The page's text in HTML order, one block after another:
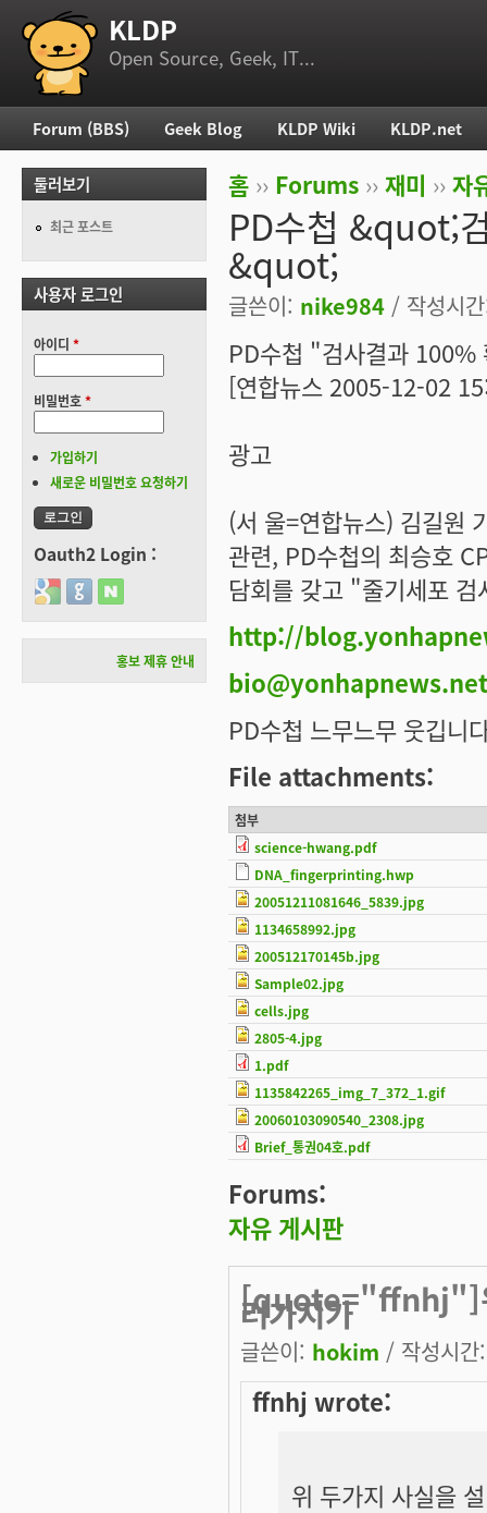
부 메뉴 KLDP
Open Source, Geek, IT...
현재 위치
홈 ›› Forums ›› 재미 ›› 자
PD수첩 &quot;
&quot;
글쓴이: nike984 / 작성시
PD수첩 "검사결과 100%
[연합뉴스 2005-12-02
광고
(서 울=연합뉴스) 김길원
관련, PD수첩의 최승호
담회를 갖고 "줄기세포
http://
bio@yonhapnews.net
PD수첩 느무느무 웃깁니
File attachments:
첨부
science-hwang.pdf
DNA_fingerprinting.hwp
20051211081646_5839.jpg
1134658992.jpg
200512170145b.jpg
Sample02.jpg
cells.jpg
2805-4.jpg
1.pdf
1135842265_img_7_372_1.gif
20060103090540_2308.jpg
Brief_통권04호.pdf
Forums:
자유 게시판
[quote="ffnhj"]위
러가지가
글쓴이: hokim / 작성시
ffnhj wrote:
위 두가지 사실을
주 메뉴
Forum (BBS) Geek Blog KLDP Wiki KLDP.net
둘러보기
최근 포스트
사용자 로그인
아이디 *
비밀번호*
가입하기
새로운 비밀번호 요청하기
Oauth2 Login :
Login with Google
Login with GitHub
Login with Naver
홍보 제휴 안내